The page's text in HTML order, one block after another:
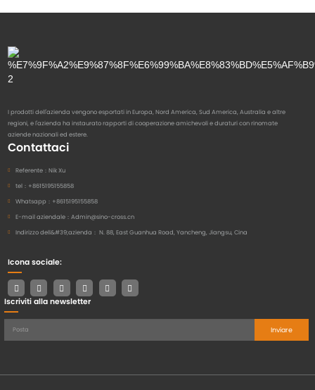
I prodotti dell'azienda vengono esportati in Europa, Nord America, Sud America, Australia e altre
regioni, e l'azienda ha instaurato rapporti di cooperazione amichevoli e duraturi con rinomate
aziende nazionali ed estere.
Contattaci
Referente： Nik Xu
tel： +8615195155858
Whatsapp： +8615195155858
E-mail aziendale： Admin@sino-cross.cn
Indirizzo dell&#39;azienda： N. 88, East Guanhua Road, Yancheng, Jiangsu, Cina
Icona sociale:
Iscriviti alla newsletter
Inviare